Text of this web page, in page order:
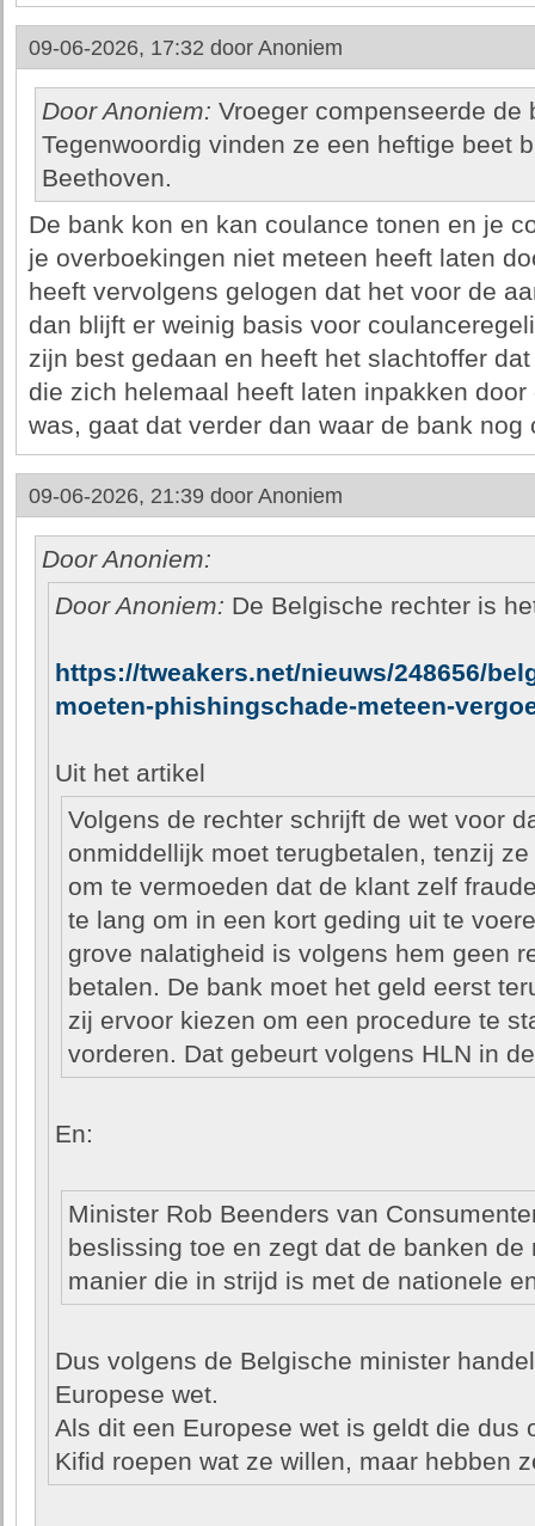
09-06-2026, 17:32 door Anoniem
Door Anoniem: Vroeger compenseerde de
Tegenwoordig vinden ze een heftige beet
Beethoven.
De bank kon en kan coulance tonen en je
je overboekingen niet meteen heeft laten
heeft vervolgens gelogen dat het voor de
dan blijft er weinig basis voor
zijn best gedaan en heeft het slachtoffer
die zich helemaal heeft laten inpakken
was, gaat dat verder dan waar de bank
09-06-2026, 21:39 door Anoniem
Door Anoniem:
Door Anoniem: De Belgische rechter is
https://tweakers.net/nieuws/248656/
moeten-phishingschade-meteen-
Uit het artikel
Volgens de rechter schrijft de wet voor
onmiddellijk moet terugbetalen, tenzij
om te vermoeden dat de klant zelf
te lang om in een kort geding uit te
grove nalatigheid is volgens hem geen
betalen. De bank moet het geld eerst
zij ervoor kiezen om een procedure te
vorderen. Dat gebeurt volgens HLN in
En:
Minister Rob Beenders van
beslissing toe en zegt dat de banken
manier die in strijd is met de nationele
Dus volgens de Belgische minister
Europese wet.
Als dit een Europese wet is geldt die dus
Kifid roepen wat ze willen, maar hebben